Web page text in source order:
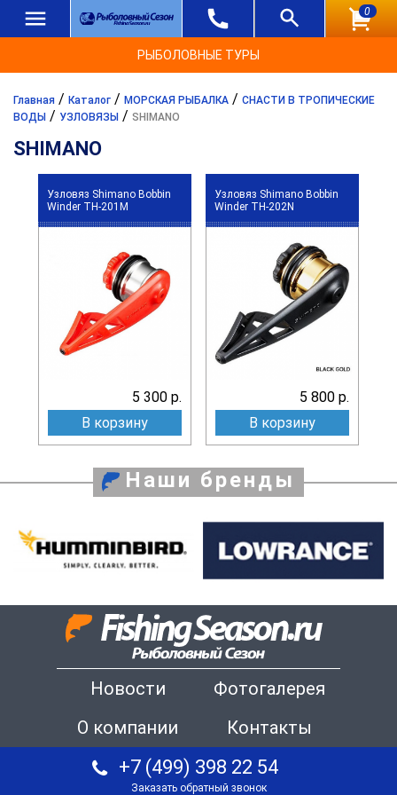
0
РЫБОЛОВНЫЕ ТУРЫ
Главная / Каталог / МОРСКАЯ РЫБАЛКА / СНАСТИ В ТРОПИЧЕСКИЕ
ВОДЫ / УЗЛОВЯЗЫ / SHIMANO
SHIMANO
Узловяз Shimano Bobbin
Winder TH-201M
5 300 р.
В корзину
Узловяз Shimano Bobbin
Winder TH-202N
5 800 р.
В корзину
Наши бренды
Новости
Фотогалерея
О компании
Контакты
+7 (499) 398 22 54
Заказать обратный звонок